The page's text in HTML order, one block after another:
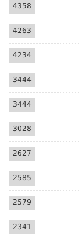
4358
4263
4234
3444
3444
3028
2627
2585
2579
2341